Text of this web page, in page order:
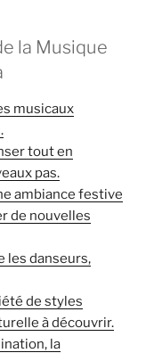
la Musique
musicaux
tout en
pas.
ambiance festive
de nouvelles
les danseurs,
de styles
à découvrir.
la